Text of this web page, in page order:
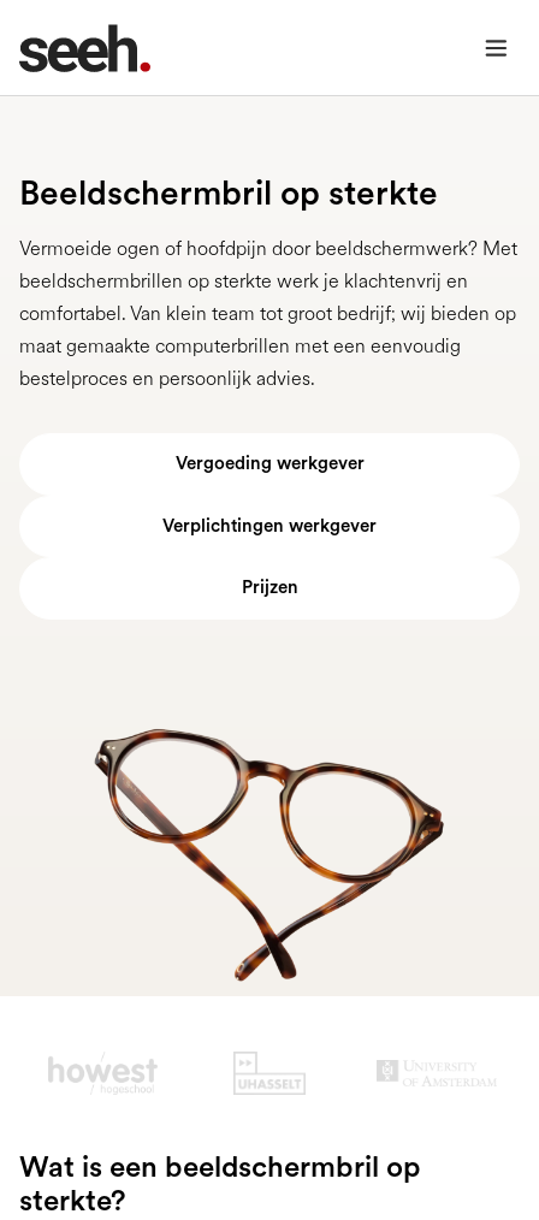
Beeldschermbril op sterkte
Vermoeide ogen of hoofdpijn door beeldschermwerk? Met
beeldschermbrillen op sterkte werk je klachtenvrij en
comfortabel. Van klein team tot groot bedrijf; wij bieden op
maat gemaakte computerbrillen met een eenvoudig
bestelproces en persoonlijk advies.
Vergoeding werkgever
Verplichtingen werkgever
Prijzen
Wat is een beeldschermbril op
sterkte?